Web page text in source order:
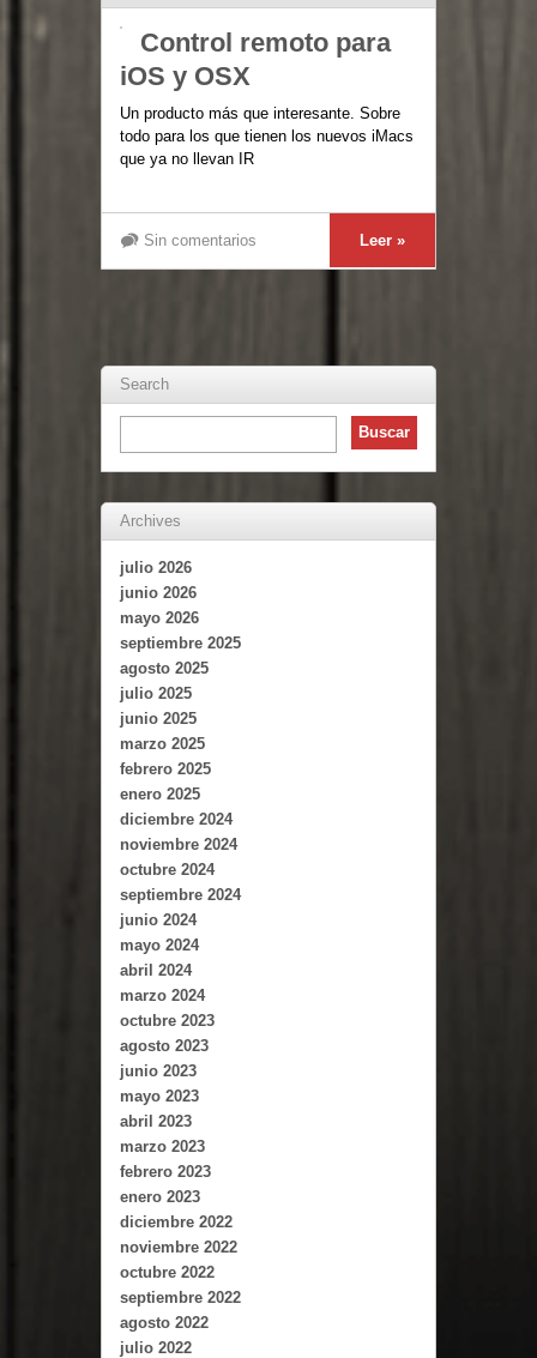
Control remoto para
iOS y OSX
Un producto más que interesante. Sobre
todo para los que tienen los nuevos iMacs
que ya no llevan IR
Sin comentarios Leer »
Search
Archives
julio 2026
junio 2026
mayo 2026
septiembre 2025
agosto 2025
julio 2025
junio 2025
marzo 2025
febrero 2025
enero 2025
diciembre 2024
noviembre 2024
octubre 2024
septiembre 2024
junio 2024
mayo 2024
abril 2024
marzo 2024
octubre 2023
agosto 2023
junio 2023
mayo 2023
abril 2023
marzo 2023
febrero 2023
enero 2023
diciembre 2022
noviembre 2022
octubre 2022
septiembre 2022
agosto 2022
julio 2022